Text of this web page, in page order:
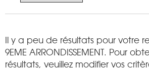
Il y a peu de résultats pour votre
9EME ARRONDISSEMENT. Pour
résultats, veuillez modifier vos